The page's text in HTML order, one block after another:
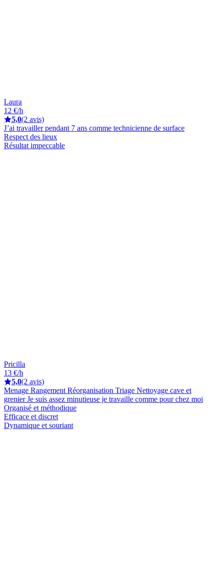
Laura
12 €/h
5,0(2 avis)
J’ai travailler pendant 7 ans comme technicienne de surface
Respect des lieux
Résultat impeccable
Pricilla
13 €/h
5,0(2 avis)
Menage Rangement Réorganisation Triage Nettoyage cave et
grenier Je suis assez minutieuse je travaille comme pour chez moi
Organisé et méthodique
Efficace et discret
Dynamique et souriant